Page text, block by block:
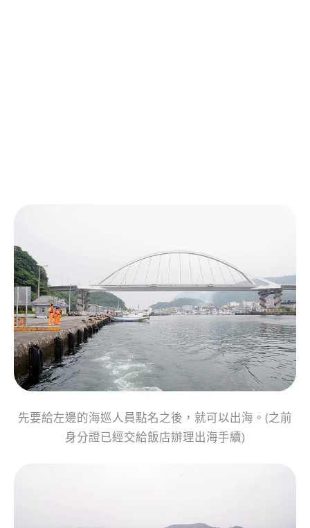
先要給左邊的海巡人員點名之後，就可以出海。(之前
身分證已經交給飯店辦理出海手續)